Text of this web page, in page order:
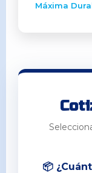
Máxima
📦